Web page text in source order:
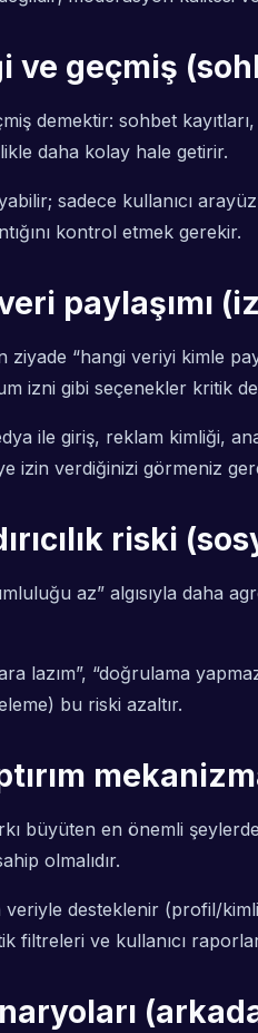
geçmiş
demektir: sohbet
daha kolay hale getirir.
sadece kullanıcı
kontrol etmek gerekir.
ziyade “hangi veriyi kimle
izni gibi seçenekler kritik
ile giriş, reklam kimliği,
izin verdiğinizi görmeniz
riski
az” algısıyla daha
lazım”, “doğrulama
bu riski azaltır.
büyüten en önemli
olmalıdır.
desteklenir (profil/
ve kullanıcı